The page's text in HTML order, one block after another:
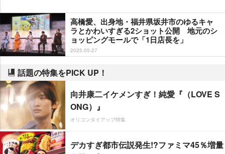
高橋愛、出身地・福井県坂井市のゆるキャ
ラとかわいすぎる2ショット公開 地元のシ
ョッピングモールで「1日店長を」
2025-05-27
話題の特集をPICK UP！
向井康二イケメンすぎ！純愛『（LOVE S
ONG）』
オリコンタイアップ特集
デカすぎ都市伝説発生!?ファミマ45％増量